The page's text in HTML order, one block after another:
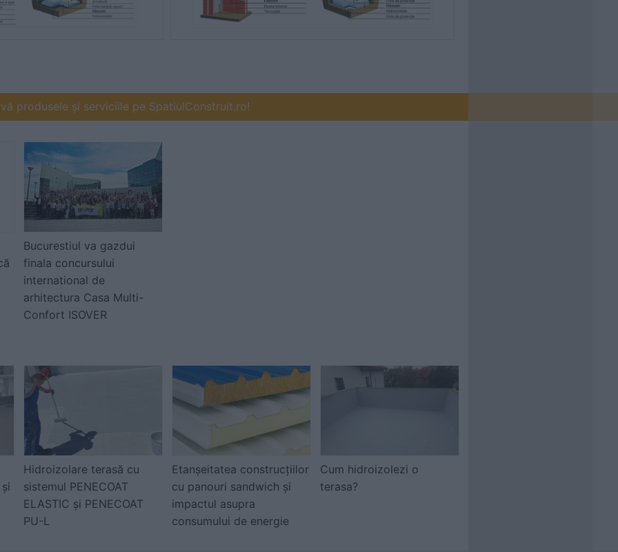
produsele și serviciile pe SpatiulConstruit.ro!
Bucurestiul va gazdui
finala concursului
international de
arhitectura Casa Multi-
Confort ISOVER
Hidroizolare terasă cu
sistemul PENECOAT
ELASTIC și PENECOAT
PU-L
Etanșeitatea construcțiilor
cu panouri sandwich și
impactul asupra
consumului de energie
Cum hidroizolezi o
terasa?